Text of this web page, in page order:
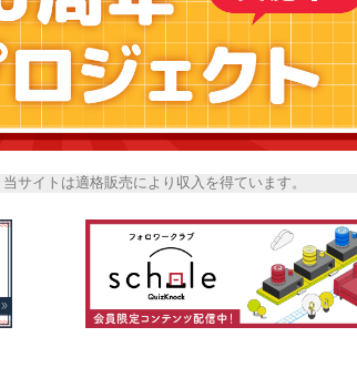
サイトは適格販売により収入を得ています。